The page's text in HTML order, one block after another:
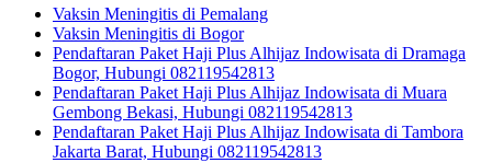
Vaksin Meningitis di Pemalang
Vaksin Meningitis di Bogor
Pendaftaran Paket Haji Plus Alhijaz Indowisata di Dramaga
Bogor, Hubungi 082119542813
Pendaftaran Paket Haji Plus Alhijaz Indowisata di Muara
Gembong Bekasi, Hubungi 082119542813
Pendaftaran Paket Haji Plus Alhijaz Indowisata di Tambora
Jakarta Barat, Hubungi 082119542813